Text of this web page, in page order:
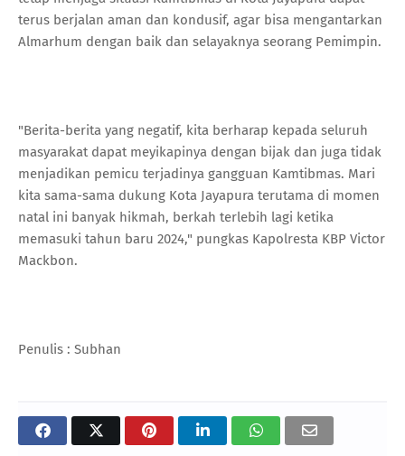
terus berjalan aman dan kondusif, agar bisa mengantarkan
Almarhum dengan baik dan selayaknya seorang Pemimpin.
"Berita-berita yang negatif, kita berharap kepada seluruh
masyarakat dapat meyikapinya dengan bijak dan juga tidak
menjadikan pemicu terjadinya gangguan Kamtibmas. Mari
kita sama-sama dukung Kota Jayapura terutama di momen
natal ini banyak hikmah, berkah terlebih lagi ketika
memasuki tahun baru 2024," pungkas Kapolresta KBP Victor
Mackbon.
Penulis : Subhan